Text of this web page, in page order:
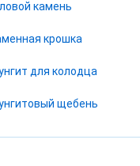
камень
крошка
для колодца
щебень